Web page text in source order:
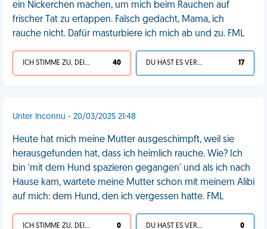
ein Nickerchen machen, um mich beim Rauchen auf
frischer Tat zu ertappen. Falsch gedacht, Mama, ich
rauche nicht. Dafür masturbiere ich mich ab und zu. FML
ICH STIMME ZU, DEIN LEBEN IST SCHEISSE 40 DU HAST ES VERDIENT 17
Unter Inconnu - 20/03/2025 21:48
Heute hat mich meine Mutter ausgeschimpft, weil sie
herausgefunden hat, dass ich heimlich rauche. Wie? Ich
bin 'mit dem Hund spazieren gegangen' und als ich nach
Hause kam, wartete meine Mutter schon mit meinem Alibi
auf mich: dem Hund, den ich vergessen hatte. FML
ICH STIMME ZU, DEIN LEBEN IST SCHEISSE 0 DU HAST ES VERDIENT 0